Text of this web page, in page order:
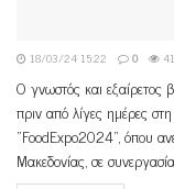
18/03/24 15:22 0
Ο γνωστός και εξαίρετος
πριν από λίγες ημέρες
"FoodExpo2024", όπου
Μακεδονίας, σε